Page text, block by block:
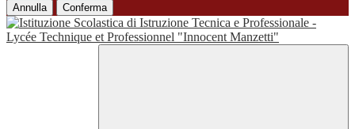
Annulla Conferma